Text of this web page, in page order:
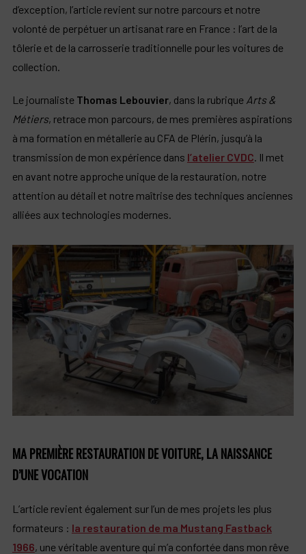
d’exception, l’article revient sur notre parcours et notre
volonté de perpétuer un artisanat rare en France : l’art de la
tôlerie et de la carrosserie traditionnelle pour les voitures de
collection.
Le journaliste Thomas Lebouvier, dans la rubrique Arts &
Métiers, retrace mon parcours, de mes premières aspirations
à ma formation en métallerie au CFA de Plérin, jusqu’à la
transmission de mon expérience dans l’atelier CVDC . Il met
en avant notre approche unique de la restauration, notre
attention au détail et notre maîtrise des techniques anciennes
alliées aux technologies modernes.
MA PREMIÈRE RESTAURATION DE VOITURE, LA NAISSANCE
D’UNE VOCATION
L’article revient également sur l’un de mes projets les plus
formateurs : la restauration de ma Mustang Fastback
1966, une véritable aventure qui m’a confortée dans mon rêve